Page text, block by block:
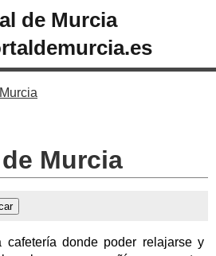
de Murcia
Murcia
cafetería donde poder relajarse y